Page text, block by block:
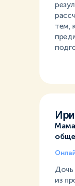
тем,
Мама
Дочь
из